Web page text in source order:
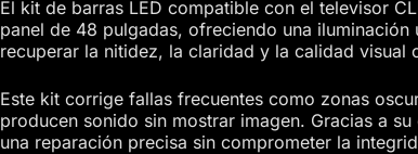
El kit de barras LED compatible con el televisor
panel de 48 pulgadas, ofreciendo una
recuperar la nitidez, la claridad y la calidad visual
Este kit corrige fallas frecuentes como zonas
producen sonido sin mostrar imagen. Gracias a
una reparación precisa sin comprometer la